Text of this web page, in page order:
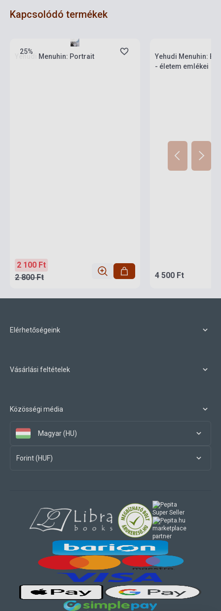
Kapcsolódó termékek
25%
Yehudi Menuhin: Portrait
2 100 Ft
2 800 Ft
Yehudi Menuhin:
- életem emlékei
4 500 Ft
Elérhetőségeink
Vásárlási feltételek
Közösségi média
Magyar (HU)
Forint (HUF)
marketplace
partner